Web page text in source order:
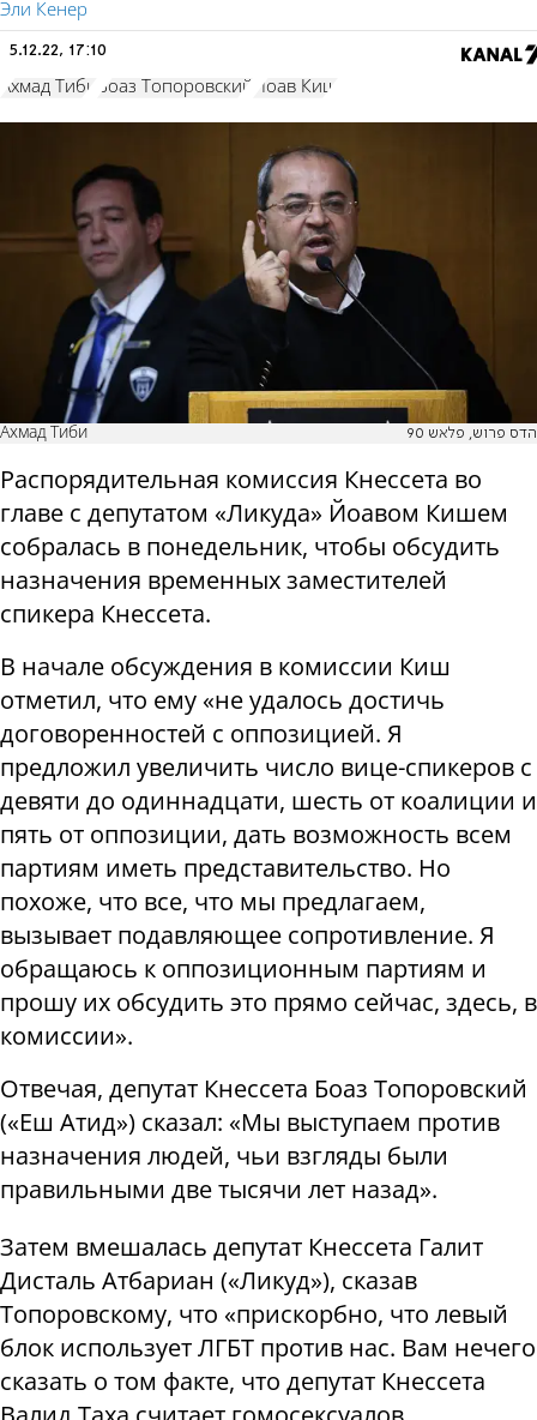
Эли Кенер
5.12.22, 17:10
Ахмад Тиби Боаз Топоровский Йоав Киш
Ахмад Тиби הדס פרוש, פלאש 90
Распорядительная комиссия Кнессета во
главе с депутатом «Ликуда» Йоавом Кишем
собралась в понедельник, чтобы обсудить
назначения временных заместителей
спикера Кнессета.
В начале обсуждения в комиссии Киш
отметил, что ему «не удалось достичь
договоренностей с оппозицией. Я
предложил увеличить число вице-спикеров с
девяти до одиннадцати, шесть от коалиции и
пять от оппозиции, дать возможность всем
партиям иметь представительство. Но
похоже, что все, что мы предлагаем,
вызывает подавляющее сопротивление. Я
обращаюсь к оппозиционным партиям и
прошу их обсудить это прямо сейчас, здесь, в
комиссии».
Отвечая, депутат Кнессета Боаз Топоровский
(«Еш Атид») сказал: «Мы выступаем против
назначения людей, чьи взгляды были
правильными две тысячи лет назад».
Затем вмешалась депутат Кнессета Галит
Дисталь Атбариан («Ликуд»), сказав
Топоровскому, что «прискорбно, что левый
блок использует ЛГБТ против нас. Вам нечего
сказать о том факте, что депутат Кнессета